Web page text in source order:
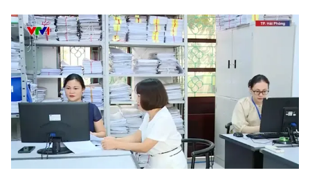
Thị trường
Tư vấn
Lịch phát sóng
Chuyên mục khác
Emagazine Podcast
Photo Infographic